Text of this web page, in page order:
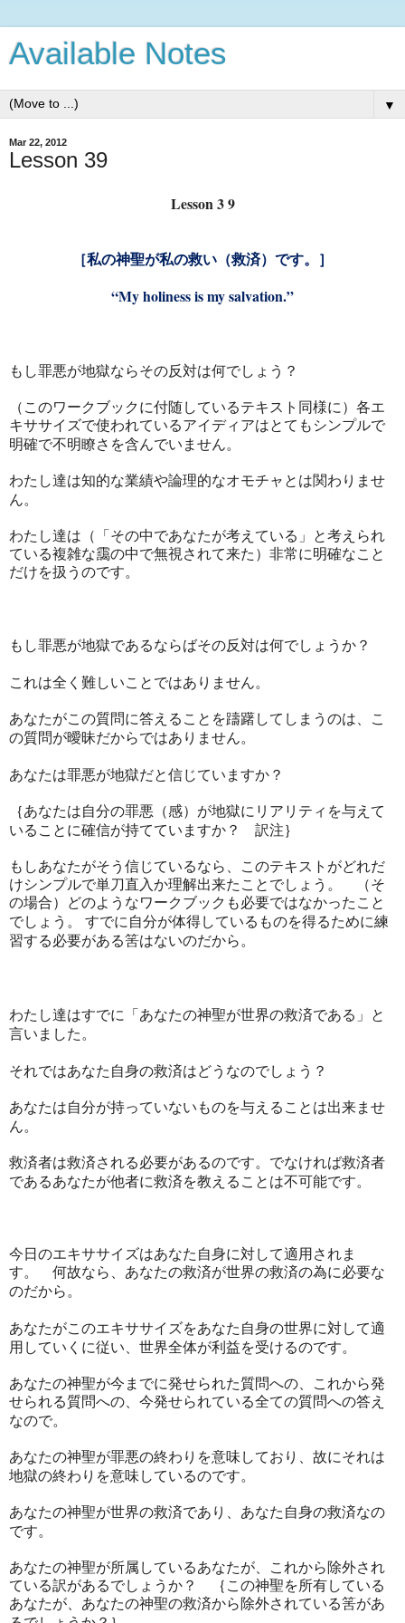
Available Notes
▼
Mar 22, 2012
Lesson 39
Lesson 3 9
［私の神聖が私の救い（救済）です。］
“My holiness is my salvation.”
もし罪悪が地獄ならその反対は何でしょう？
（このワークブックに付随しているテキスト同様に）各エ
キササイズで使われているアイディアはとてもシンプルで
明確で不明瞭さを含んでいません。
わたし達は知的な業績や論理的なオモチャとは関わりませ
ん。
わたし達は（「その中であなたが考えている」と考えられ
ている複雑な靄の中で無視されて来た）非常に明確なこと
だけを扱うのです。
もし罪悪が地獄であるならばその反対は何でしょうか？
これは全く難しいことではありません。
あなたがこの質問に答えることを躊躇してしまうのは、こ
の質問が曖昧だからではありません。
あなたは罪悪が地獄だと信じていますか？
｛あなたは自分の罪悪（感）が地獄にリアリティを与えて
いることに確信が持てていますか？ 訳注｝
もしあなたがそう信じているなら、このテキストがどれだ
けシンプルで単刀直入か理解出来たことでしょう。 （そ
の場合）どのようなワークブックも必要ではなかったこと
でしょう。
すでに自分が体得しているものを得るために練
習する必要がある筈はないのだから。
わたし達はすでに「あなたの神聖が世界の救済である」と
言いました。
それではあなた自身の救済はどうなのでしょう？
あなたは自分が持っていないものを与えることは出来ませ
ん。
救済者は救済される必要があるのです。でなければ救済者
であるあなたが他者に救済を教えることは不可能です。
今日のエキササイズはあなた自身に対して適用されま
す。 何故なら、あなたの救済が世界の救済の為に必要な
のだから。
あなたがこのエキササイズをあなた自身の世界に対して適
用していくに従い、世界全体が利益を受けるのです。
あなたの神聖が今までに発せられた質問への、これから発
せられる質問への、今発せられている全ての質問への答え
なので。
あなたの神聖が罪悪の終わりを意味しており、故にそれは
地獄の終わりを意味しているのです。
あなたの神聖が世界の救済であり、あなた自身の救済なの
です。
あなたの神聖が所属しているあなたが、これから除外され
ている訳があるでしょうか？ ｛この神聖を所有している
あなたが、あなたの神聖の救済から除外されている筈があ